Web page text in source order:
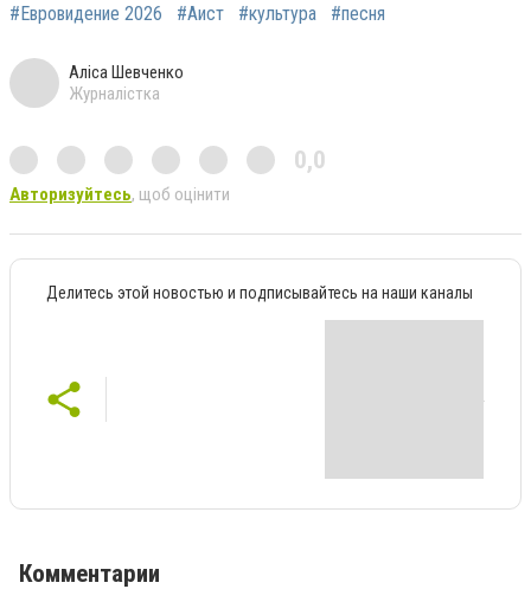
#Евровидение 2026 #Аист #культура #песня
Аліса Шевченко
Журналістка
0,0
Авторизуйтесь, щоб оцінити
Делитесь этой новостью и подписывайтесь на наши каналы
Комментарии